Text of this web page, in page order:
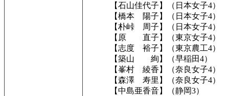
【石山佳代子】（日本女子4）
【橋本 陽子】（日本女子4）
【朴峠 周子】（日本女子4）
【原 直子】（東京女子4）
【志度 裕子】（東京農工4）
【築山 絢】（早稲田4）
【峯村 綾香】（奈良女子4）
【森澤 寿里】（奈良女子4）
【中島亜香音】（静岡3）